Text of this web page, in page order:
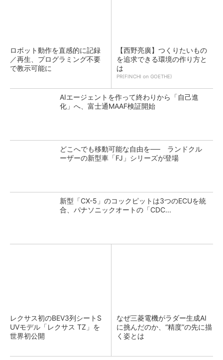
ロボット動作を直感的に記録
／再生、プログラミング不要
で教示可能に
【西野亮廣】つくりたいもの
を追求できる環境の作り方と
は
PR(FINCHI on GOETHE)
AIエージェントを作って終わりから「自己進
化」へ、富士通MAAF検証開始
どこへでも移動可能な自由を── ランドクル
ーザーの新型車「FJ」シリーズが登場
新型「CX-5」のコックピットは3つのECUを統
合、パナソニックオートの「CDC...
レクサス初のBEV3列シートS
UVモデル「レクサス TZ」を
世界初公開
なぜ三菱電機がラダー生成AI
に挑んだのか、“精度”の先に描
く姿とは